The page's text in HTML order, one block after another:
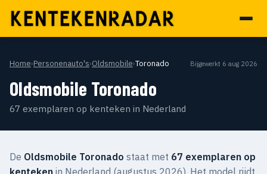
Home›Personenauto's›Oldsmobile›Toronado Bijgewerkt 6 aug 2026
Oldsmobile Toronado
67 exemplaren op kenteken in Nederland
De Oldsmobile Toronado staat met 67 exemplaren op
kenteken in Nederland (augustus 2026). Het model rijdt